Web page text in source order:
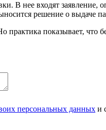
В нее входят
решение о выдаче
практика показывает,
персональных данных и